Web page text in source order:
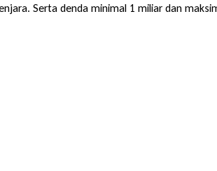
Serta denda minimal 1 miliar dan